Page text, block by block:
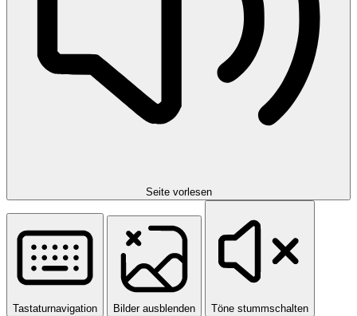
Seite vorlesen
Tastaturnavigation Bilder ausblenden Töne stummschalten